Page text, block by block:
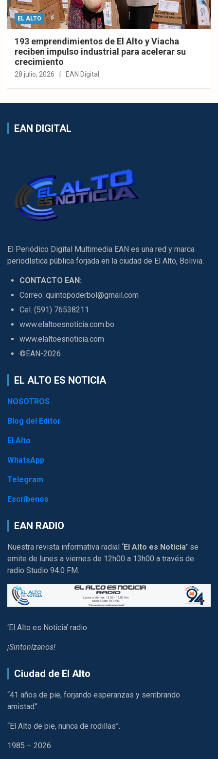
EL ALTO
193 emprendimientos de El Alto y Viacha
reciben impulso industrial para acelerar su
crecimiento
28 julio, 2026 EAN Digital
EAN DIGITAL
El Periódico Digital Multimedia EAN es una red y marca
periodística pública forjada en la ciudad de El Alto, Bolivia.
CONTACTO EAN:
Correo: quintopoderbol@gmail.com
Cel. (591) 76538211
www.elaltoesnoticia.com.bo
www.elaltoesnoticia.com
©EAN-2026
EL ALTO ES NOTICIA
NOSOTROS
Blog del Editor
El Alto
WhatsApp
Telegram
Escríbenos
EAN RADIO
Nuestra revista informativa radial ‘El Alto es Noticia’ se
emite de lunes a viernes de 12h00 a 13h00 a través de
radio Studio 94.0 FM.
‘El Alto es Noticia’ radio
¡Sintonízanos!
Ciudad de El Alto
“41 años de pie, forjando esperanzas y sembrando
amistad”.
“El Alto de pie, nunca de rodillas”.
1985 – 2026